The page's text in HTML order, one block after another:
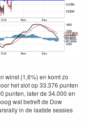
winst (1,6%) en komt zo
het slot op 33.376 punten
punten, later de 34.000 en
wat betreft de Dow
in de laatste sessies